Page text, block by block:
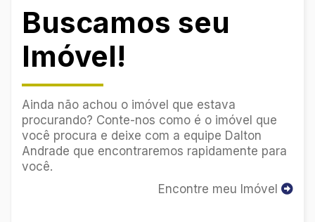
Buscamos seu
Imóvel!
Ainda não achou o imóvel que estava
procurando? Conte-nos como é o imóvel que
você procura e deixe com a equipe Dalton
Andrade que encontraremos rapidamente para
você.
Encontre meu Imóvel